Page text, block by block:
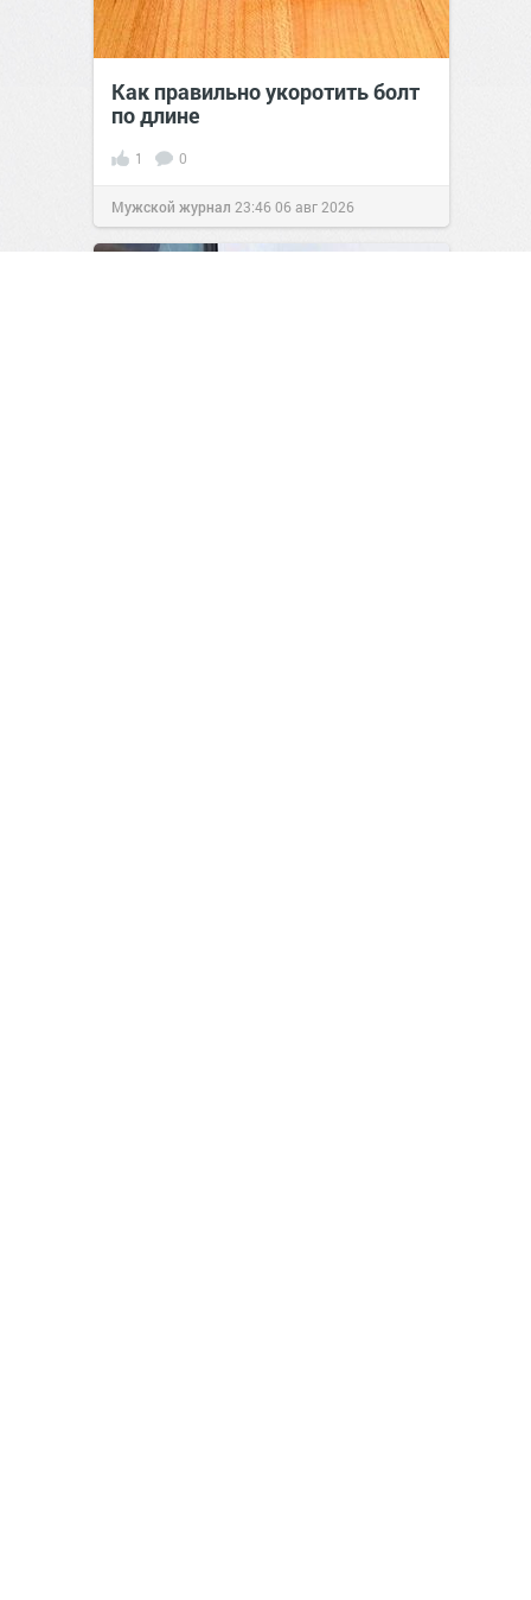
Как правильно укоротить болт
по длине
1 0
Мужской журнал 23:4606 авг 2026